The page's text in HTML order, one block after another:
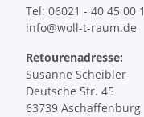
Tel: 06021 - 40 45 00 1
info@woll-t-raum.de
Retourenadresse:
Susanne Scheibler
Deutsche Str. 45
63739 Aschaffenburg